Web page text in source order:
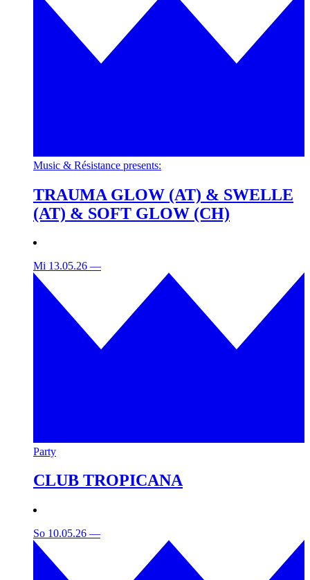
Music & Résistance presents:
TRAUMA GLOW (AT) & SWELLE
(AT) & SOFT GLOW (CH)
Mi 13.05.26 —
Party
CLUB TROPICANA
So 10.05.26 —